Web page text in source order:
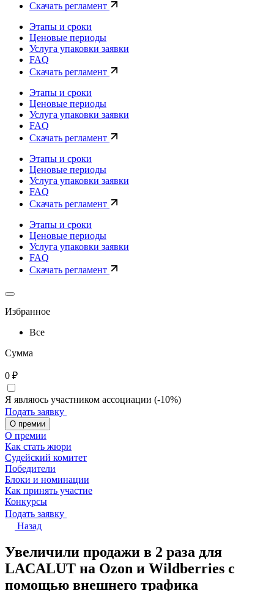
Скачать регламент
Этапы и сроки
Ценовые периоды
Услуга упаковки заявки
FAQ
Скачать регламент
Этапы и сроки
Ценовые периоды
Услуга упаковки заявки
FAQ
Скачать регламент
Этапы и сроки
Ценовые периоды
Услуга упаковки заявки
FAQ
Скачать регламент
Этапы и сроки
Ценовые периоды
Услуга упаковки заявки
FAQ
Скачать регламент
Избранное
Все
Сумма
0 ₽
Я являюсь участником ассоциации (-10%)
Подать заявку
О премии
О премии
Как стать жюри
Судейский комитет
Победители
Блоки и номинации
Как принять участие
Конкурсы
Подать заявку
Назад
Увеличили продажи в 2 раза для
LACALUT на Ozon и Wildberries с
помощью внешнего трафика